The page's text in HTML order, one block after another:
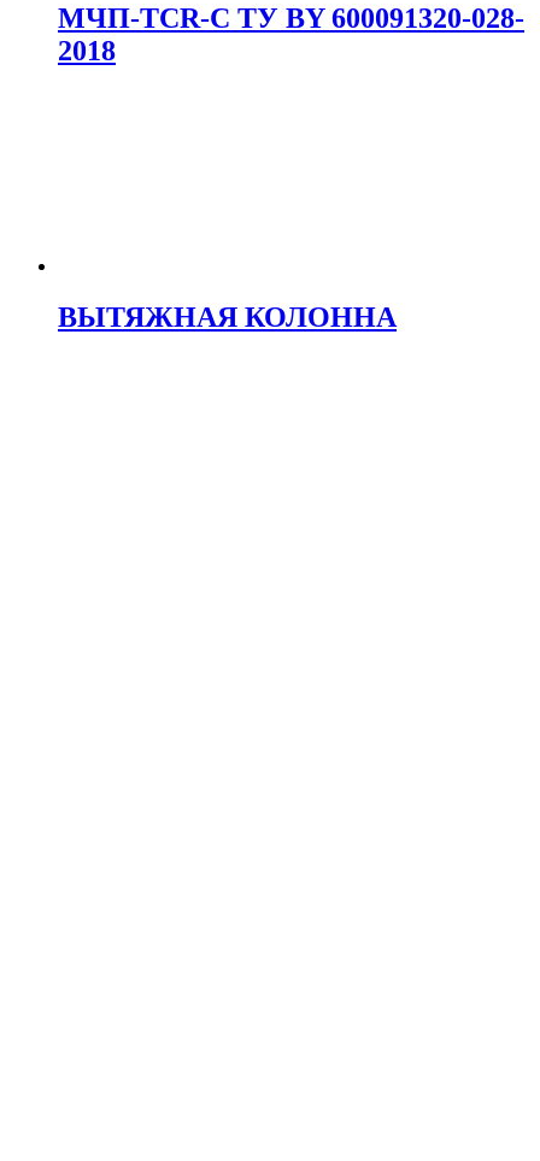
МЧП-TCR-C TУ BY 600091320-028-
2018
ВЫТЯЖНАЯ КОЛОННА